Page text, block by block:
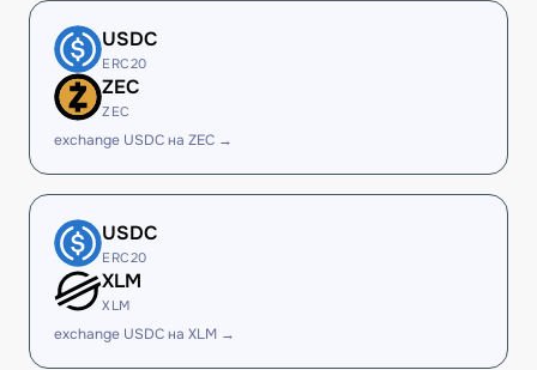
USDC
ERC20
ZEC
ZEC
exchange USDC на ZEC →
USDC
ERC20
XLM
XLM
exchange USDC на XLM →